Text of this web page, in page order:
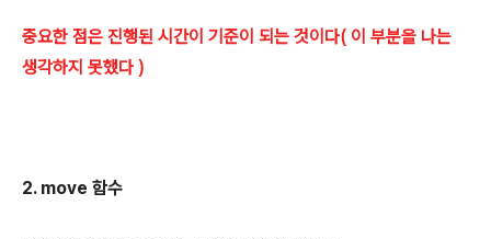
중요한 점은 진행된 시간이 기준이 되는 것이다( 이 부분을 나는
생각하지 못했다 )
2. move 함수